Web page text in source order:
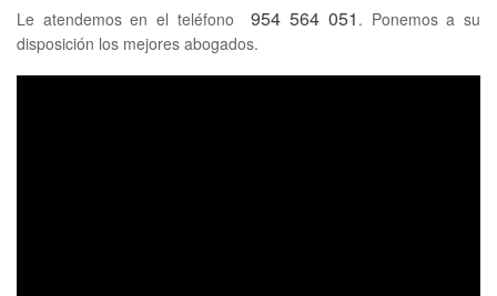
Le atendemos en el teléfono954 564 051 . Ponemos a su
disposición los mejores abogados.